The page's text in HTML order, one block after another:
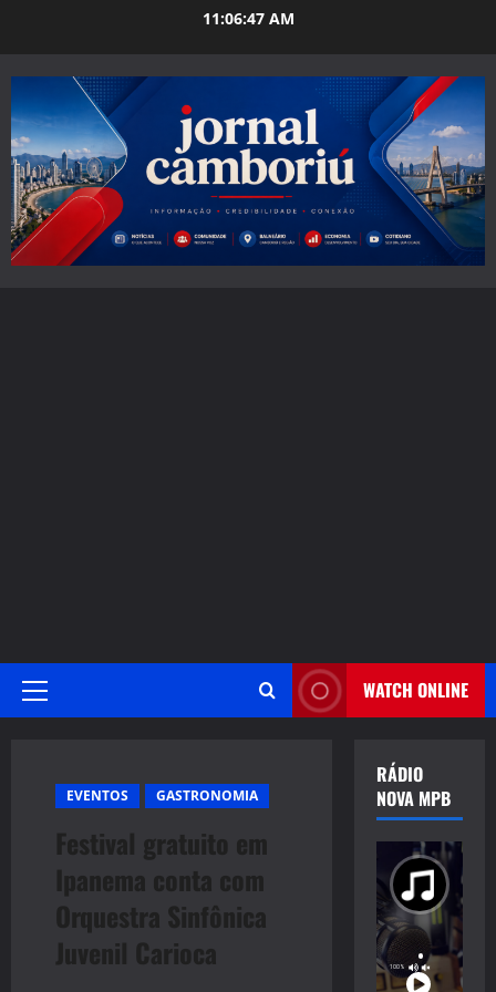
11:06:49 AM
Primary
WATCH ONLINE
EVENTOS GASTRONOMIA
Festival gratuito em
Ipanema conta com
Orquestra Sinfônica
Juvenil Carioca
RÁDIO
NOVA MPB